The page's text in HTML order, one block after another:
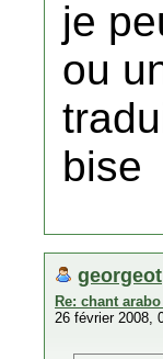
je
ou
bise
georgeot
Re: chant
26 février 2008,